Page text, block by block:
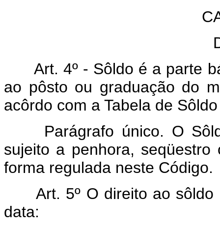
Art. 4º - Sôldo é a parte
ao pôsto ou graduação do
acôrdo com a Tabela de
Parágrafo único. O
sujeito a penhora,
forma regulada neste Código.
Art. 5º O direito ao sôldo
data: